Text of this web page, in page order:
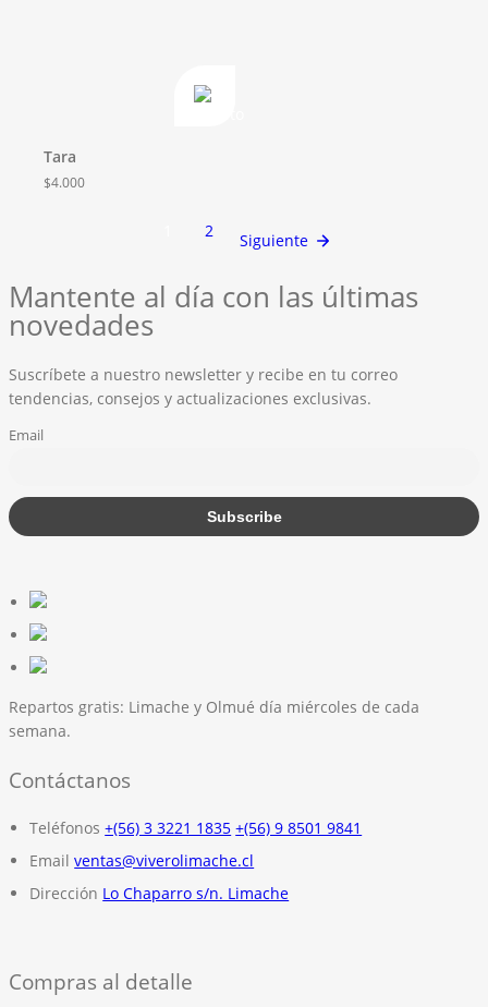
Tara
$4.000
2 Siguiente
Mantente al día con las últimas
novedades
Suscríbete a nuestro newsletter y recibe en tu correo
tendencias, consejos y actualizaciones exclusivas.
Email
Repartos gratis: Limache y Olmué día miércoles de cada
semana.
Contáctanos
Teléfonos +(56) 3 3221 1835 +(56) 9 8501 9841
Email ventas@viverolimache.cl
Dirección Lo Chaparro s/n. Limache
Compras al detalle